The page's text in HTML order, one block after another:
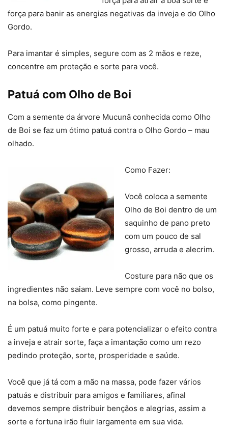
força para banir as energias negativas da inveja e do Olho
Gordo.
Para imantar é simples, segure com as 2 mãos e reze,
concentre em proteção e sorte para você.
Patuá com Olho de Boi
Com a semente da árvore Mucunã conhecida como Olho
de Boi se faz um ótimo patuá contra o Olho Gordo – mau
olhado.
Como Fazer:
Você coloca a semente
Olho de Boi dentro de um
saquinho de pano preto
com um pouco de sal
grosso, arruda e alecrim.
Costure para não que os
ingredientes não saiam. Leve sempre com você no bolso,
na bolsa, como pingente.
É um patuá muito forte e para potencializar o efeito contra
a inveja e atrair sorte, faça a imantação como um rezo
pedindo proteção, sorte, prosperidade e saúde.
Você que já tá com a mão na massa, pode fazer vários
patuás e distribuir para amigos e familiares, afinal
devemos sempre distribuir bençãos e alegrias, assim a
sorte e fortuna irão fluir largamente em sua vida.